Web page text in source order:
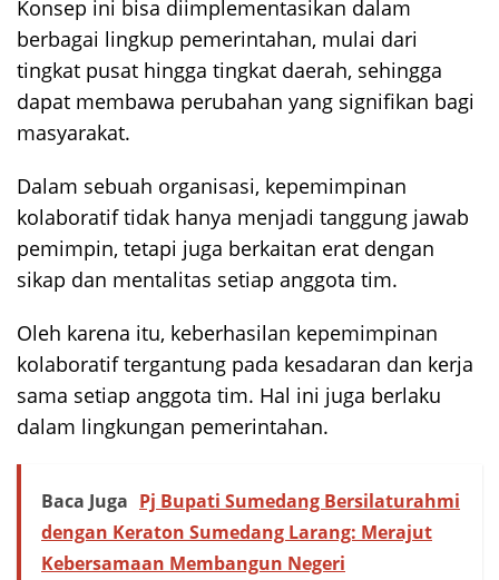
Konsep ini bisa diimplementasikan dalam
berbagai lingkup pemerintahan, mulai dari
tingkat pusat hingga tingkat daerah, sehingga
dapat membawa perubahan yang signifikan bagi
masyarakat.
Dalam sebuah organisasi, kepemimpinan
kolaboratif tidak hanya menjadi tanggung jawab
pemimpin, tetapi juga berkaitan erat dengan
sikap dan mentalitas setiap anggota tim.
Oleh karena itu, keberhasilan kepemimpinan
kolaboratif tergantung pada kesadaran dan kerja
sama setiap anggota tim. Hal ini juga berlaku
dalam lingkungan pemerintahan.
Baca Juga Pj Bupati Sumedang Bersilaturahmi
dengan Keraton Sumedang Larang: Merajut
Kebersamaan Membangun Negeri